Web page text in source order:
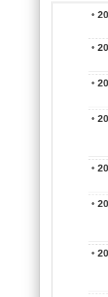
•
•
•
•
•
•
•